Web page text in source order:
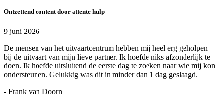
Ontzettend content door attente hulp
9 juni 2026
De mensen van het uitvaartcentrum hebben mij heel erg geholpen
bij de uitvaart van mijn lieve partner. Ik hoefde niks afzonderlijk te
doen. Ik hoefde uitsluitend de eerste dag te zoeken naar wie mij kon
ondersteunen. Gelukkig was dit in minder dan 1 dag geslaagd.
- Frank van Doorn